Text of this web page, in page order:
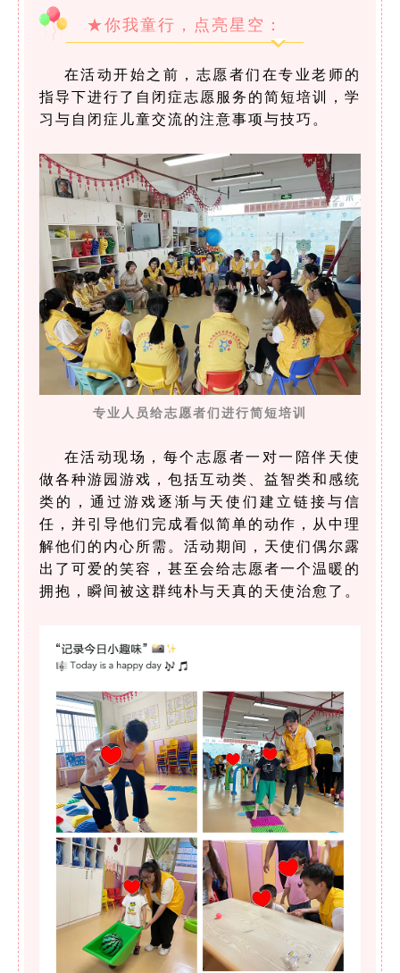
★你我童行，点亮星空：
在活动开始之前，志愿者们在专业老师的
指导下进行了自闭症志愿服务的简短培训，学
习与自闭症儿童交流的注意事项与技巧。
专业人员给志愿者们进行简短培训
在活动现场，每个志愿者一对一陪伴天使
做各种游园游戏，包括互动类、益智类和感统
类的，通过游戏逐渐与天使们建立链接与信
任，并引导他们完成看似简单的动作，从中理
解他们的内心所需。活动期间，天使们偶尔露
出了可爱的笑容，甚至会给志愿者一个温暖的
拥抱，瞬间被这群纯朴与天真的天使治愈了。